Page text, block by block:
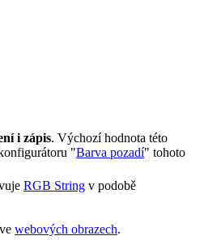
i zápis. Výchozí hodnota této
"Barva pozadí" tohoto
RGB String v podobě
webových obrazech.